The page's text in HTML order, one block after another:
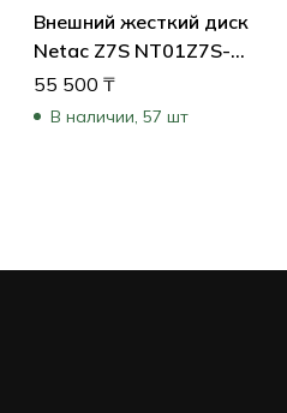
Внешний жесткий диск
Netac Z7S NT01Z7S-
002T-32BK (2 ТБ)
55 500 ₸
В наличии, 57 шт